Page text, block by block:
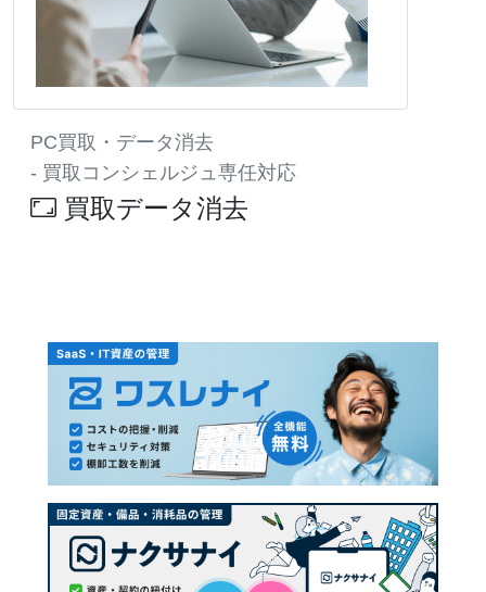
PC買取・データ消去
- 買取コンシェルジュ専任対応
買取データ消去